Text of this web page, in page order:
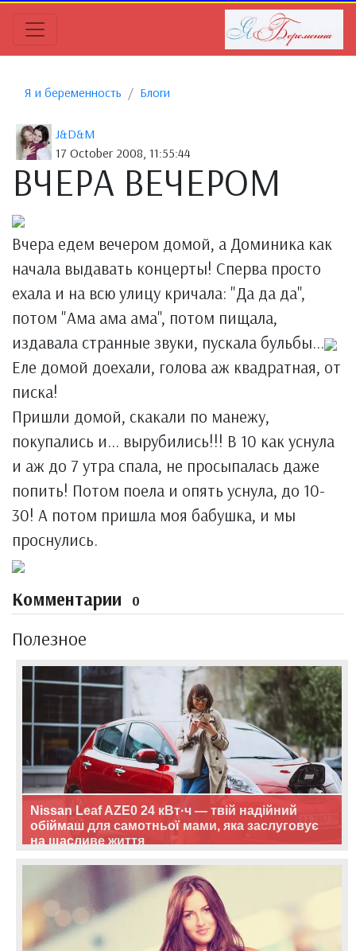
Я и беременность Блоги
J&D&M
17 October 2008, 11:55:44
ВЧЕРА ВЕЧЕРОМ
Вчера едем вечером домой, а Доминика как
начала выдавать концерты! Сперва просто
ехала и на всю улицу кричала: "Да да да",
потом "Ама ама ама", потом пищала,
издавала странные звуки, пускала бульбы...
Еле домой доехали, голова аж квадратная, от
писка!
Пришли домой, скакали по манежу,
покупались и... вырубились!!! В 10 как уснула
и аж до 7 утра спала, не просыпалась даже
попить! Потом поела и опять уснула, до 10-
30! А потом пришла моя бабушка, и мы
проснулись.
Комментарии 0
Полезное
Nissan Leaf AZE0 24 кВт·ч — твій надійний
обіймаш для самотньої мами, яка заслуговує
на щасливе життя